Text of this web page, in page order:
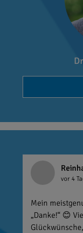
vor 4
Mein
„Danke!“ 😊